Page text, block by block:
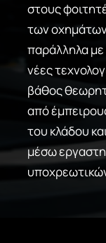
στους
των
παράλληλα με
νέες
βάθος
από
του κλάδου
μέσω